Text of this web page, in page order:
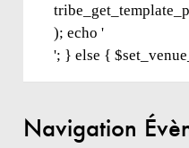
); echo '
'; } else {
Navigation